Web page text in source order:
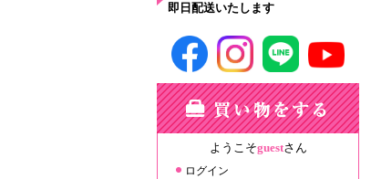
即日配送いたします
ようこそguestさん
ログイン